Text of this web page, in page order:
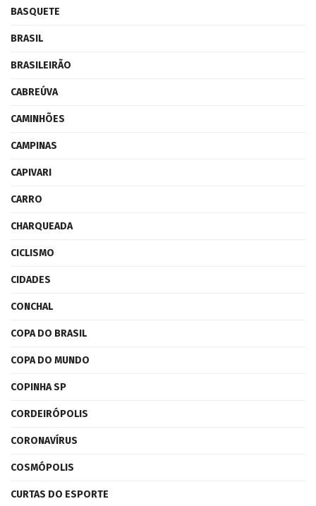
BASQUETE
BRASIL
BRASILEIRÃO
CABREÚVA
CAMINHÕES
CAMPINAS
CAPIVARI
CARRO
CHARQUEADA
CICLISMO
CIDADES
CONCHAL
COPA DO BRASIL
COPA DO MUNDO
COPINHA SP
CORDEIRÓPOLIS
CORONAVÍRUS
COSMÓPOLIS
CURTAS DO ESPORTE